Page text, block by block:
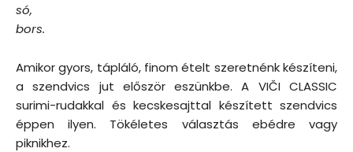
só,
bors.
Amikor gyors, tápláló, finom ételt szeretnénk készíteni,
a szendvics jut először eszünkbe. A VIČI CLASSIC
surimi-rudakkal és kecskesajttal készített szendvics
éppen ilyen. Tökéletes választás ebédre vagy
piknikhez.